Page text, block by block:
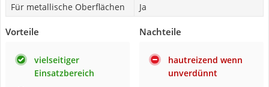
Für metallische Oberflächen
Ja
Vorteile
vielseitiger
Einsatzbereich
Nachteile
hautreizend wenn
unverdünnt